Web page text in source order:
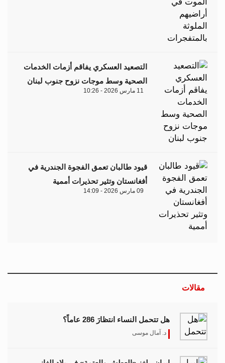
التصعيد العسكري يفاقم أزمات الخدمات
الصحية وسط موجات نزوح جنوب لبنان
11 مارس 2026 - 10:26
قيود طالبان تعمق الفجوة الجندرية في
أفغانستان وتثير تحذيرات أممية
09 مارس 2026 - 14:09
مقالات
هل تتحمل النساء انتظارَ 286 عاماً؟
د. آمال موسى